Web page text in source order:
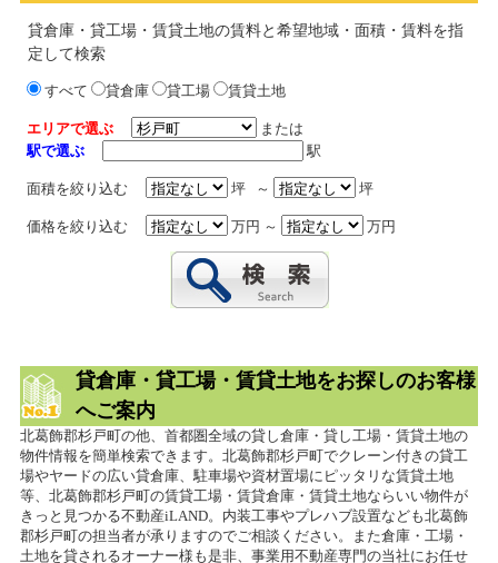
貸倉庫・貸工場・賃貸土地の賃料と希望地域・面積・賃料を指
定して検索
すべて 貸倉庫 貸工場 賃貸土地
エリアで選ぶ
または
駅で選ぶ
駅
面積を絞り込む 坪 ～ 坪
価格を絞り込む 万円 ～ 万円
貸倉庫・貸工場・賃貸土地をお探しのお客様
へご案内
北葛飾郡杉戸町の他、首都圏全域の貸し倉庫・貸し工場・賃貸土地の
物件情報を簡単検索できます。北葛飾郡杉戸町でクレーン付きの貸工
場やヤードの広い貸倉庫、駐車場や資材置場にピッタリな賃貸土地
等、北葛飾郡杉戸町の賃貸工場・賃貸倉庫・賃貸土地ならいい物件が
きっと見つかる不動産iLAND。内装工事やプレハブ設置なども北葛飾
郡杉戸町の担当者が承りますのでご相談ください。また倉庫・工場・
土地を貸されるオーナー様も是非、事業用不動産専門の当社にお任せ